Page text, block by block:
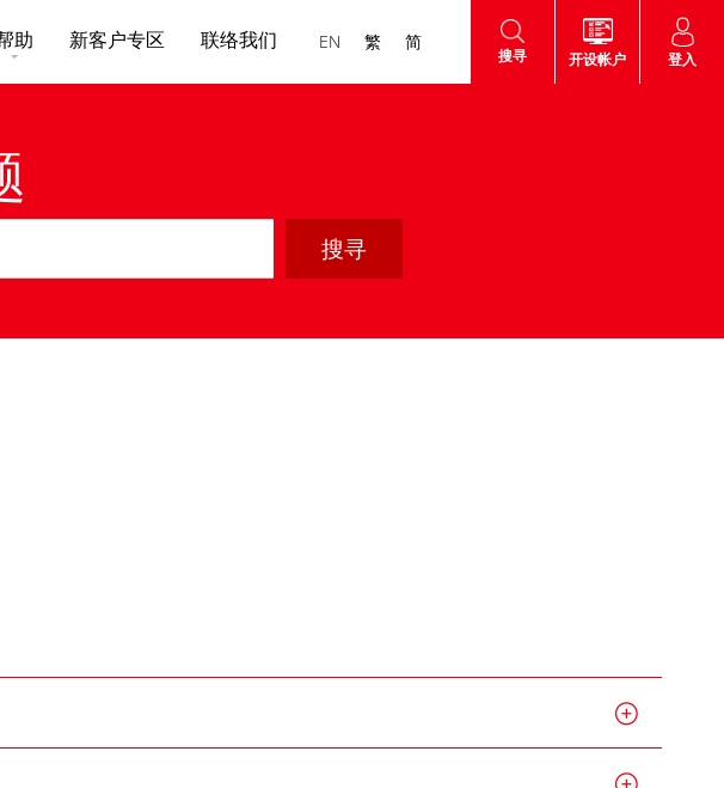
助
激活您的网上帐户
更新个人资料
新客户专区 联络我们 EN 繁 简
搜寻 开设帐户 登入